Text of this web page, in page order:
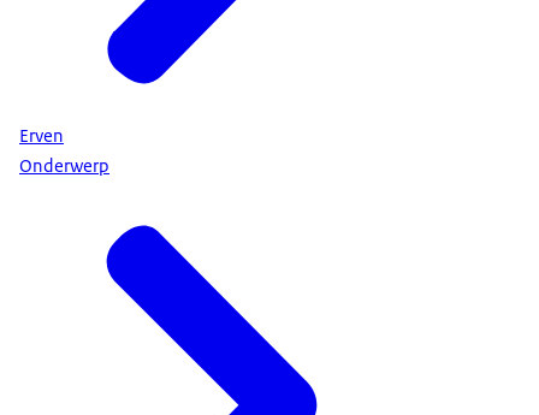
verschilt per situatie. Bijvoorbeeld of u erfbelasting
moet betalen of uw toeslagen moet aanpassen.
Maak een overzicht voor uw situatie op
Erven
Onderwerp